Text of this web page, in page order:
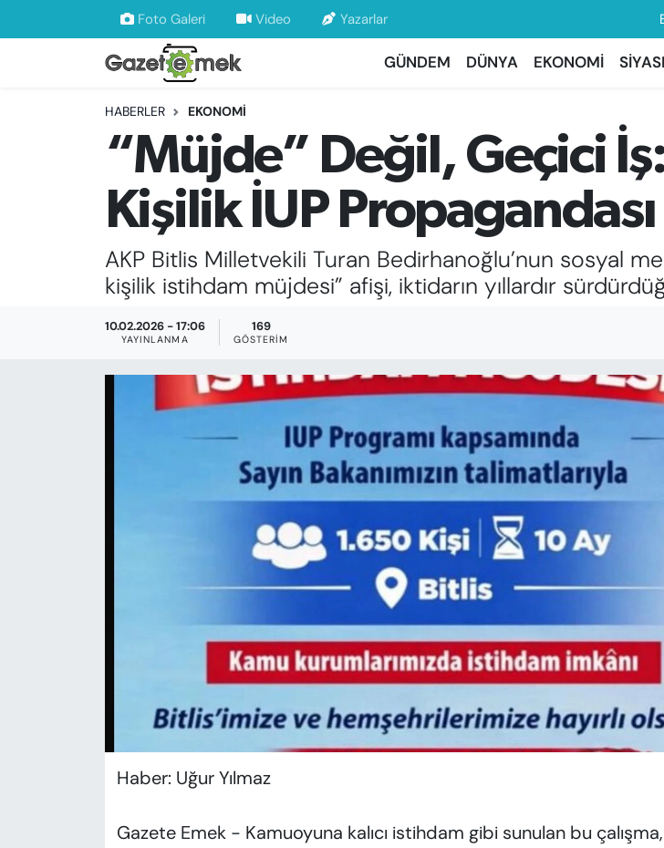
Foto Galeri Video Yazarlar
GÜNDEM DÜNYA EKONOMİ
HABERLER EKONOMİ
“Müjde” Değil, Geçici
Kişilik İUP Propagandası
AKP Bitlis Milletvekili Turan Bedirhanoğlu’nun sosyal
kişilik istihdam müjdesi” afişi, iktidarın yıllardır
10.02.2026 - 17:06
YAYINLANMA
169
GÖSTERIM
Haber: Uğur Yılmaz
Gazete Emek - Kamuoyuna kalıcı istihdam gibi sunulan bu
DÜNYA
EKONOMİ
EMEK HABERLERİ
YENİ MEDYADA EMEK GAZETECİLİĞİNİ
GELİŞTİRMEK
FAYDALI BİLGİLER
GÜNDEM
EĞİTİM
VAN VE DİYARBAKIR HABERLERİ
Nöbetçi Eczaneler
Hava Durumu
İstanbul Namaz Vakitleri
Trafik Durumu
Süper Lig Puan Durumu ve Fikstür
Tüm Manşetler
Son Dakika Haberleri